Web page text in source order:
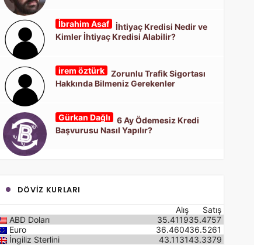
İbrahim Asaf
İhtiyaç Kredisi Nedir ve
Kimler İhtiyaç Kredisi Alabilir?
irem öztürk
Zorunlu Trafik Sigortası
Hakkında Bilmeniz Gerekenler
Gürkan Dağlı
6 Ay Ödemesiz Kredi
Başvurusu Nasıl Yapılır?
DÖVIZ KURLARI
Satış
Alış
ABD Doları
35.4757
35.4119
Euro
36.5261
36.4604
İngiliz Sterlini
43.3379
43.1131